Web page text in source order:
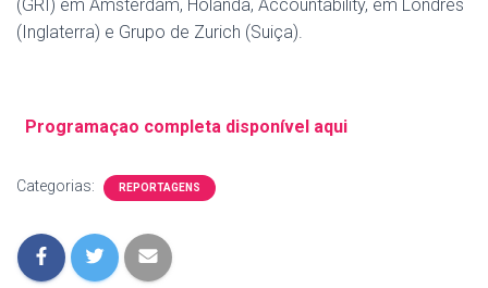
(GRI) em Amsterdam, Holanda, Accountability, em Londres
(Inglaterra) e Grupo de Zurich (Suiça).
Programaçao completa disponível aqui
Categorias: REPORTAGENS